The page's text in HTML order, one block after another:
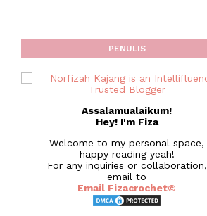
PENULIS
Assalamualaikum!
Hey! I'm Fiza
Welcome to my personal space,
happy reading yeah!
For any inquiries or collaboration,
email to
Email Fizacrochet©